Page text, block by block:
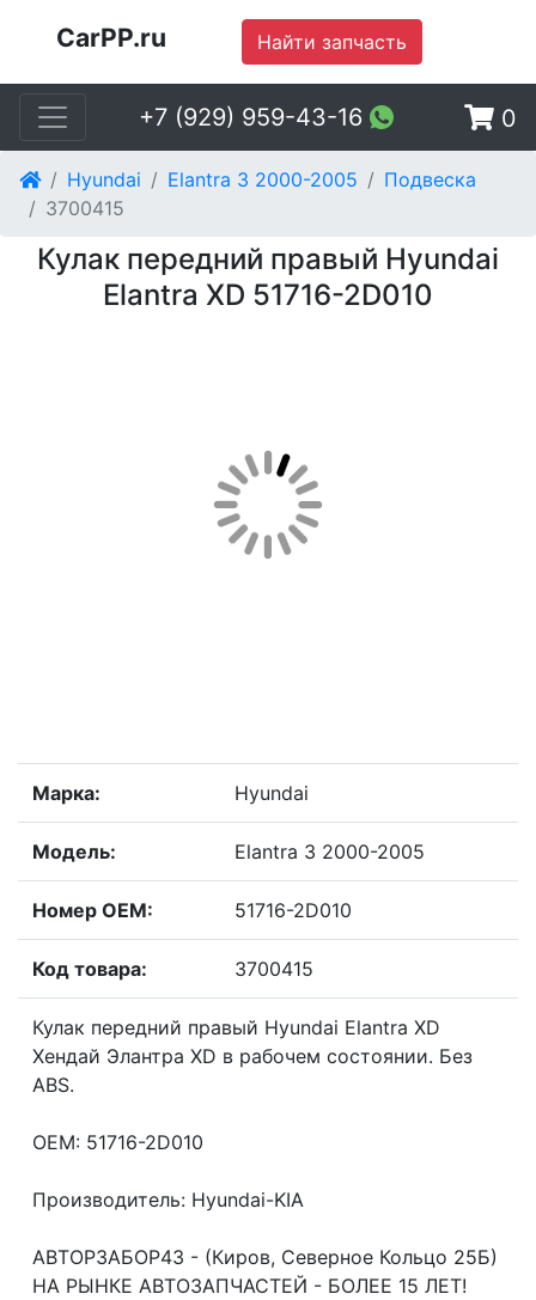
CarPP.ru Найти запчасть
+7 (929) 959-43-16 0
Hyundai Elantra 3 2000-2005
Подвеска
3700415
Кулак передний правый Hyundai
Elantra XD 51716-2D010
Марка: Hyundai
Модель: Elantra 3 2000-2005
Номер OEM: 51716-2D010
Код товара: 3700415
Кулак передний правый Hyundai Elantra XD
Хендай Элантра XD в рабочем состоянии. Без
ABS.
OEM: 51716-2D010
Производитель: Hyundai-KIA
АВТОРЗАБОР43 - (Киров, Северное Кольцо 25Б)
НА РЫНКЕ АВТОЗАПЧАСТЕЙ - БОЛЕЕ 15 ЛЕТ!